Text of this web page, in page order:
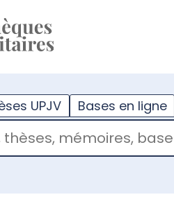
UPJV Bases en ligne